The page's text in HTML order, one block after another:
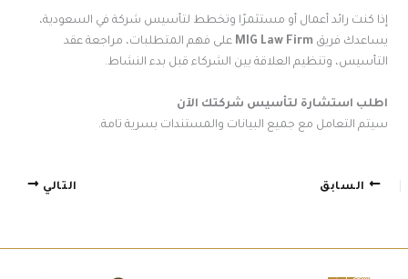
كنت رائد أعمال أو مستثمرًا وتخطط لتأسيس شركة في السعودية،
فريقMIG Law Firm على فهم المتطلبات، مراجعة عقد
وتنظيم العلاقة بين الشركاء قبل بدء النشاط.
استشارة لتأسيس شركتك الآن
التعامل مع جميع البيانات والمستندات بسرية تامة.
السابق التالي